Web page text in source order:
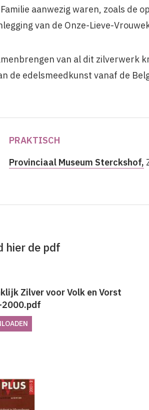
aanwezig waren, zoals de
van de Onze-Lieve-
van al dit zilverwerk
de edelsmeedkunst vanaf de
PRAKTISCH
Provinciaal Museum Sterckshof,
hier de pdf
Zilver voor Volk en Vorst